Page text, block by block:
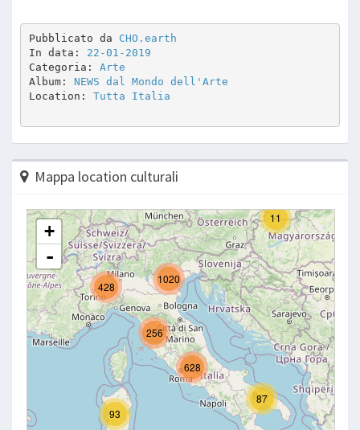
Pubblicato da CHO.earth
In data: 22-01-2019
Categoria: Arte
Album: NEWS dal Mondo dell'Arte
Location: Tutta Italia
Mappa location culturali